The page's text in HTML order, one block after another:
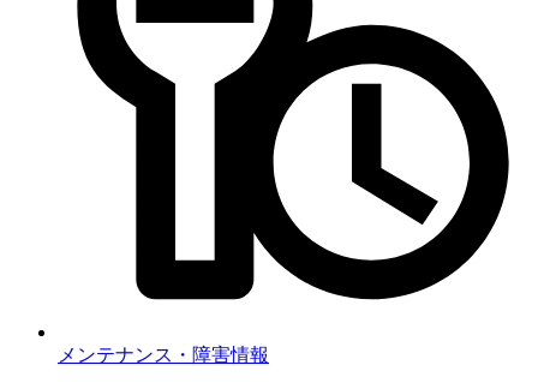
メンテナンス・障害情報